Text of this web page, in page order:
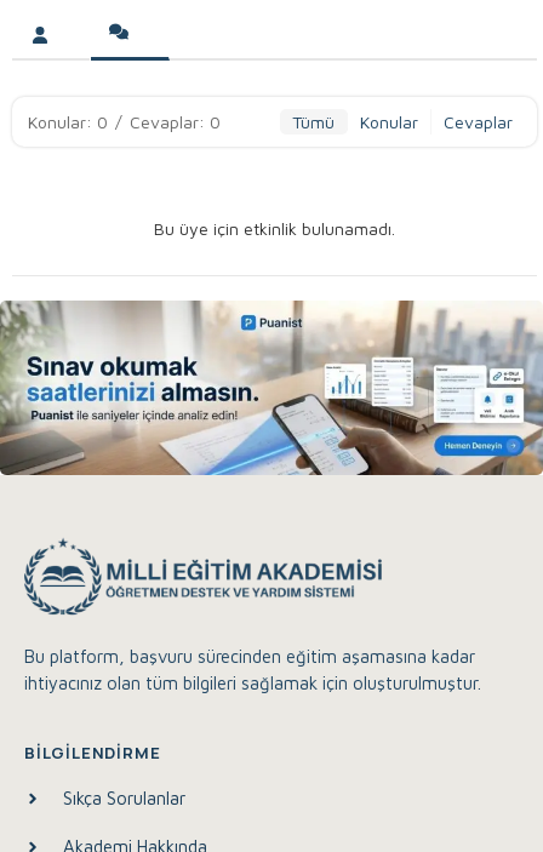
Konular: 0 / Cevaplar: 0 Tümü Konular Cevaplar
Bu üye için etkinlik bulunamadı.
Bu platform, başvuru sürecinden eğitim aşamasına kadar
ihtiyacınız olan tüm bilgileri sağlamak için oluşturulmuştur.
BILGILENDIRME
Sıkça Sorulanlar
Akademi Hakkında
Çevrimiçi